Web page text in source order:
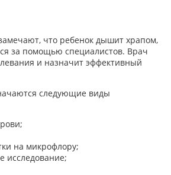
что ребенок дышит храпом,
за помощью специалистов. Врач
и назначит эффективный
следующие виды
на микрофлору;
исследование;